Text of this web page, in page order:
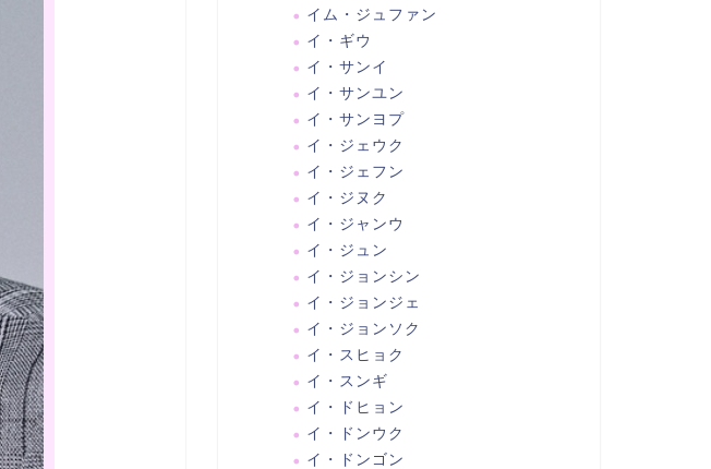
イム・ジュファン
イ・ギウ
イ・サンイ
イ・サンユン
イ・サンヨプ
イ・ジェウク
イ・ジェフン
イ・ジヌク
イ・ジャンウ
イ・ジュン
イ・ジョンシン
イ・ジョンジェ
イ・ジョンソク
イ・スヒョク
イ・スンギ
イ・ドヒョン
イ・ドンウク
イ・ドンゴン